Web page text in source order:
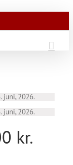
juni, 2026.
juni, 2026.
kr.